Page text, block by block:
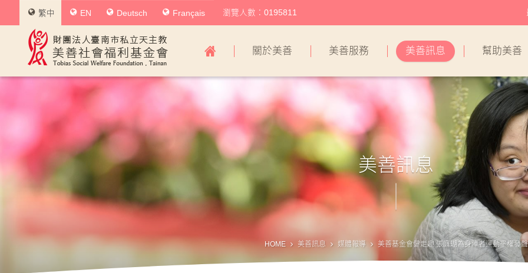
社
會
福
利
金
會
導
覽
關於美善 美善服務 美善訊息 幫助美善
繁中 EN Deutsch Français 瀏覽人數：0195811
美善訊息
HOME 美善訊息 媒體報導 美善基金會健走趣 張庭瑚為身障者運動平權發聲